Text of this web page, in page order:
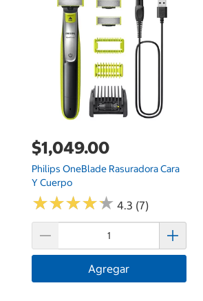
$1,049.00
Philips OneBlade Rasuradora Cara
Y Cuerpo
★★★★★
★★★★★ 4.3 (7)
Agregar